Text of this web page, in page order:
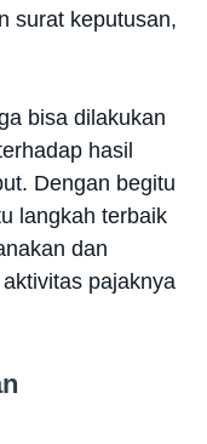
surat keputusan,
bisa dilakukan
hasil
Dengan begitu
langkah terbaik
dan
pajaknya